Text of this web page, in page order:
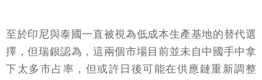
至於印尼與泰國一直被視為低成本生產基地的替代選
擇，但瑞銀認為，這兩個市場目前並未自中國手中拿
下太多市占率，但或許日後可能在供應鏈重新調整